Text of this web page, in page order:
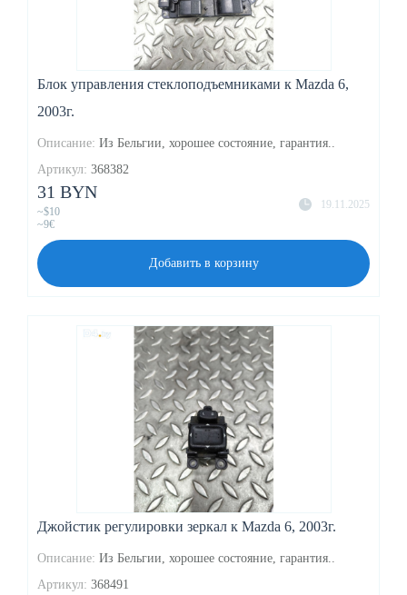
Блок управления стеклоподъемниками к Mazda 6,
2003г.
Описание: Из Бельгии, хорошее состояние, гарантия..
Артикул: 368382
19.11.2025
31 BYN
~$10
~9€
Добавить в корзину
Джойстик регулировки зеркал к Mazda 6, 2003г.
Описание: Из Бельгии, хорошее состояние, гарантия..
Артикул: 368491